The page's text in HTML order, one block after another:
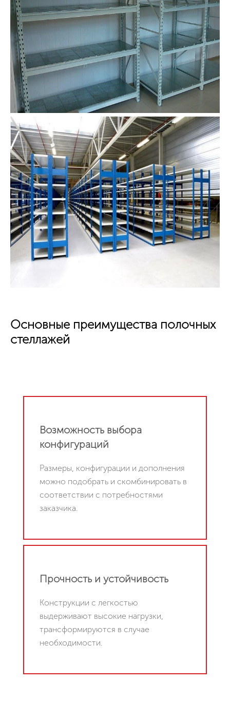
Основные преимущества полочных
стеллажей
Возможность выбора
конфигураций
Размеры, конфигурации и дополнения
можно подобрать и скомбинировать в
соответствии с потребностями
заказчика.
Прочность и устойчивость
Конструкции с легкостью
выдерживают высокие нагрузки,
трансформируются в случае
необходимости.